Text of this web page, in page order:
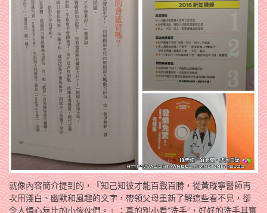
就像內容簡介提到的，『知己知彼才能百戰百勝，從黃瑽寧醫師再
次用淺白、幽默和風趣的文字，帶領父母重新了解這些看不見，卻
令人煩心無比的小傢伙們。』；真的別小看”洗手”，好好的洗手其實